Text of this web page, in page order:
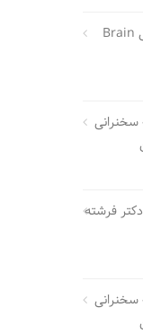
ایران به مقام پنجم مسابقات جهانی Brain
فرشته